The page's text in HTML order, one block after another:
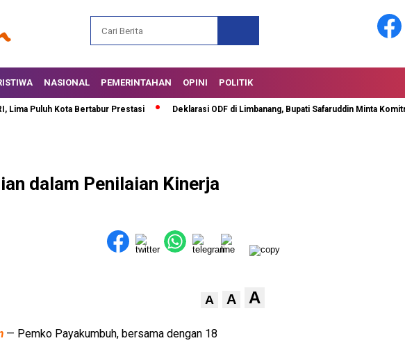
NASIONAL PEMERINTAHAN OPINI POLITIK
Puluh Kota Bertabur Prestasi Deklarasi ODF di Limbanang, Bupati Safaruddin Minta Komitmen
dalam Penilaian Kinerja
A A A
— Pemko Payakumbuh, bersama dengan 18